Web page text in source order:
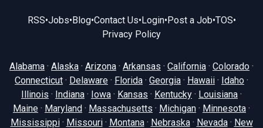
RSS•Jobs• Blog•Contact Us• Login• Post a Job•TOS•
Privacy Policy
Alabama · Alaska · Arizona · Arkansas · California · Colorado ·
Connecticut · Delaware · Florida · Georgia · Hawaii · Idaho ·
Illinois · Indiana · Iowa · Kansas · Kentucky · Louisiana ·
Maine · Maryland · Massachusetts · Michigan · Minnesota ·
Mississippi· Missouri· Montana· Nebraska· Nevada· New